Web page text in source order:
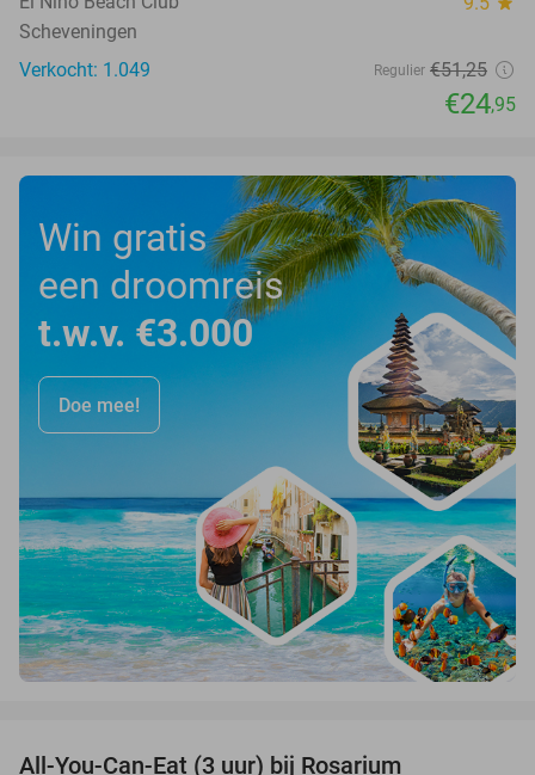
Scheveningen
Verkocht: 1.049
Regulier €51,25
€24,95
Win gratis
een droomreis
t.w.v. €3.000
Doe mee!
All-You-Can-Eat (3 uur) bij Rosarium